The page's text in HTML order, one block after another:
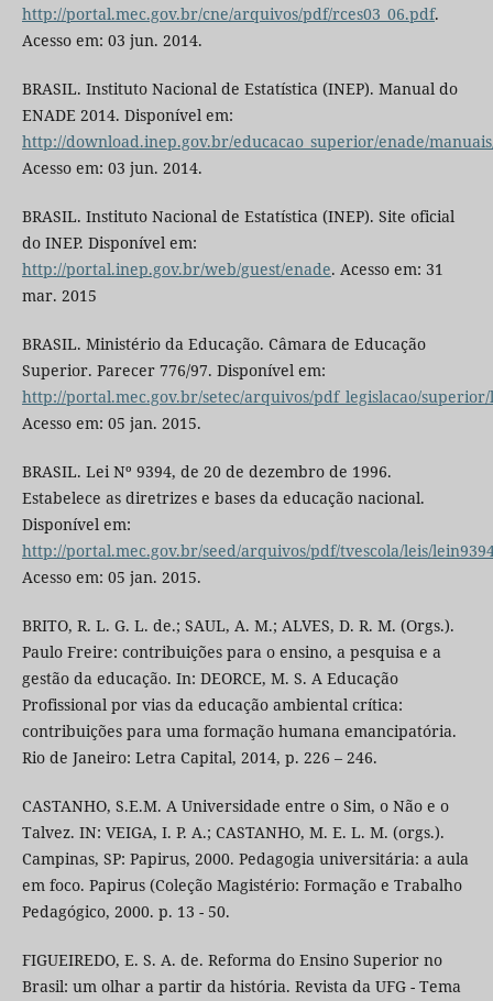
http://portal.mec.gov.br/cne/arquivos/pdf/rces03_06.pdf.
Acesso em: 03 jun. 2014.
BRASIL. Instituto Nacional de Estatística (INEP). Manual do
ENADE 2014. Disponível em:
http://download.inep.gov.br/educacao_superior/enade/
Acesso em: 03 jun. 2014.
BRASIL. Instituto Nacional de Estatística (INEP). Site oficial
do INEP. Disponível em:
http://portal.inep.gov.br/web/guest/enade. Acesso em: 31
mar. 2015
BRASIL. Ministério da Educação. Câmara de Educação
Superior. Parecer 776/97. Disponível em:
http://portal.mec.gov.br/setec/arquivos/pdf_legislacao/
Acesso em: 05 jan. 2015.
BRASIL. Lei Nº 9394, de 20 de dezembro de 1996.
Estabelece as diretrizes e bases da educação nacional.
Disponível em:
http://portal.mec.gov.br/seed/arquivos/pdf/tvescola/leis/
Acesso em: 05 jan. 2015.
BRITO, R. L. G. L. de.; SAUL, A. M.; ALVES, D. R. M. (Orgs.).
Paulo Freire: contribuições para o ensino, a pesquisa e a
gestão da educação. In: DEORCE, M. S. A Educação
Profissional por vias da educação ambiental crítica:
contribuições para uma formação humana emancipatória.
Rio de Janeiro: Letra Capital, 2014, p. 226 – 246.
CASTANHO, S.E.M. A Universidade entre o Sim, o Não e o
Talvez. IN: VEIGA, I. P. A.; CASTANHO, M. E. L. M. (orgs.).
Campinas, SP: Papirus, 2000. Pedagogia universitária: a aula
em foco. Papirus (Coleção Magistério: Formação e Trabalho
Pedagógico, 2000. p. 13 - 50.
FIGUEIREDO, E. S. A. de. Reforma do Ensino Superior no
Brasil: um olhar a partir da história. Revista da UFG - Tema